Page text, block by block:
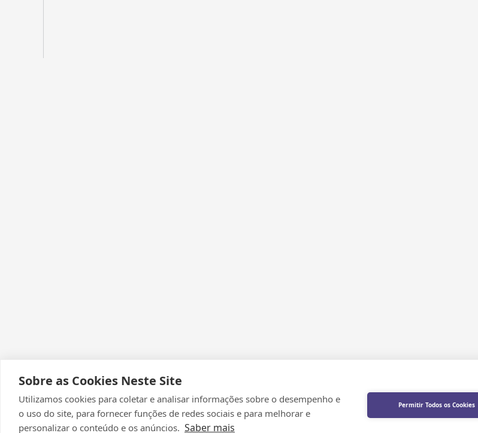
Sobre as Cookies Neste Site
Utilizamos cookies para coletar e analisar informações sobre o desempenho e
o uso do site, para fornecer funções de redes sociais e para melhorar e
personalizar o conteúdo e os anúncios. Saber mais
Permitir Todos os Cookies